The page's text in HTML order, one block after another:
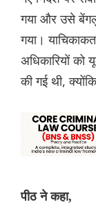
गया और उसे
गया।
अधिकारियों को
की गई थी,
पीठ ने कहा,